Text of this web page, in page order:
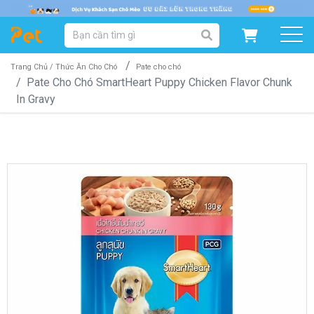
DANH MỤC SẢN PHẨM
SẢN PHẨM DÀNH CHO MÈO SẢN PHẨM DÀNH CHO CHÓ
SẨN PHẨM THEO THƯƠNG HIỆU
Trang Chủ / Thức Ăn Cho Chó Pate cho chó
Pate Cho Chó SmartHeart Puppy Chicken Flavor Chunk
In Gravy